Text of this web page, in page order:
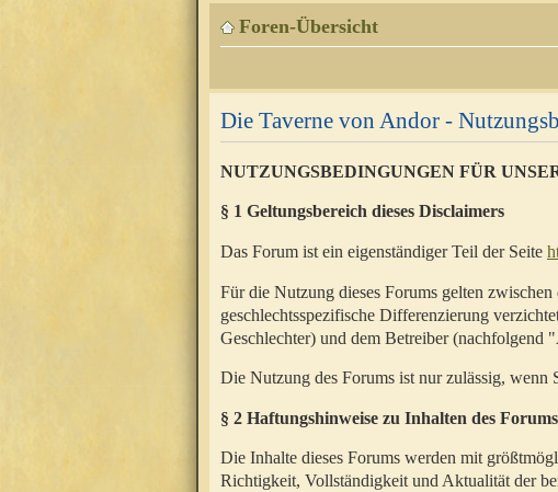
Foren-Übersicht
Die Taverne von Andor -
NUTZUNGSBEDINGUNGEN FÜR
§ 1 Geltungsbereich dieses Disclaimers
Das Forum ist ein eigenständiger Teil der Seite
Für die Nutzung dieses Forums gelten
geschlechtsspezifische Differenzierung
Geschlechter) und dem Betreiber (nachfolgend
Die Nutzung des Forums ist nur zulässig, wenn
§ 2 Haftungshinweise zu Inhalten des Forums
Die Inhalte dieses Forums werden mit
Richtigkeit, Vollständigkeit und Aktualität der